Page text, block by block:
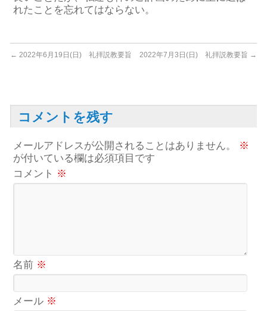
れたことを忘れてはならない。
← 2022年6月19日(日) 礼拝説教要旨 2022年7月3日(日) 礼拝説教要旨 →
コメントを残す
メールアドレスが公開されることはありません。
※
が付いている欄は必須項目です
コメント ※
名前 ※
メール ※